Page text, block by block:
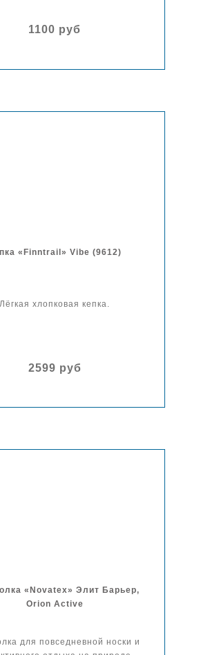
1100 руб
«Finntrail» Vibe (9612)
Лёгкая хлопковая кепка.
2599 руб
«Novatex» Элит Барьер,
Orion Active
для повседневной носки и